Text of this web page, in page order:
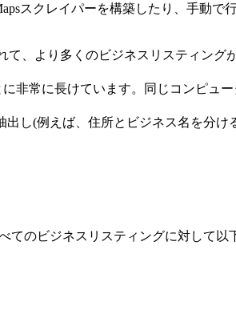
スクレイパーを構築したり、手動で
、より多くのビジネスリスティン
非常に長けています。同じコンピュ
し(例えば、住所とビジネス名を分
てのビジネスリスティングに対して以